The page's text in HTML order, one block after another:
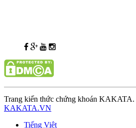
Trang kiến thức chứng khoán KAKATA.
KAKATA.VN
Tiếng Việt